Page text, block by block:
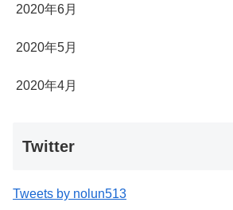
2020年6月
2020年5月
2020年4月
Twitter
Tweets by nolun513